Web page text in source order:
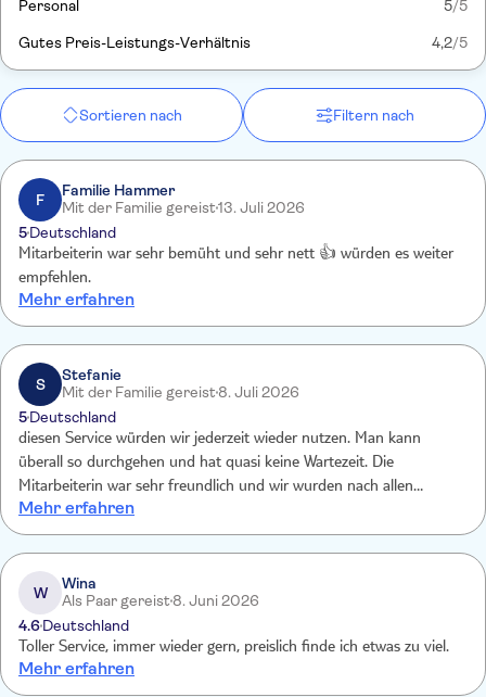
Personal 5/5
Gutes Preis-Leistungs-Verhältnis 4,2/5
Sortieren nach Filtern nach
F
Familie Hammer
Mit der Familie gereist13. Juli 2026
5Deutschland
Mitarbeiterin war sehr bemüht und sehr nett 👍 würden es weiter
empfehlen.
Mehr erfahren
S
Stefanie
Mit der Familie gereist 8. Juli 2026
5Deutschland
diesen Service würden wir jederzeit wieder nutzen. Man kann
überall so durchgehen und hat quasi keine Wartezeit. Die
Mitarbeiterin war sehr freundlich und wir wurden nach allen
Stationen von einem anderen Mitarbeiter direkt zu unserem
Transportfahrzeug gebracht. Wirklich toll, kann ich nur empfehlen,
jederzeit gerne wieder.
Mehr erfahren
W
Wina
Als Paar gereist 8. Juni 2026
4.6Deutschland
Toller Service, immer wieder gern, preislich finde ich etwas zu viel.
Mehr erfahren